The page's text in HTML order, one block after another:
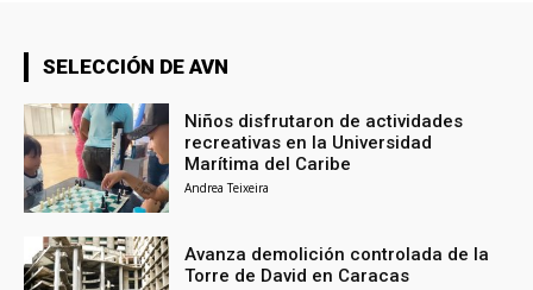
SELECCIÓN DE AVN
Niños disfrutaron de actividades
recreativas en la Universidad
Marítima del Caribe
Andrea Teixeira
Avanza demolición controlada de la
Torre de David en Caracas